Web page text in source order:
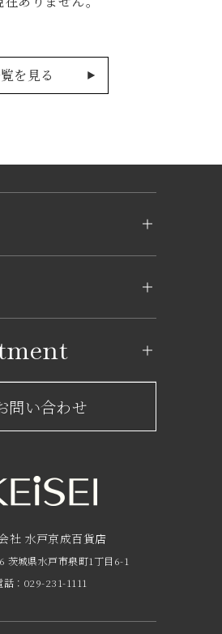
を見る
ダー
覧
のお知らせ
案内
カードについて
問い合わせ
社 水戸京成百貨店
茨城県水戸市泉町1丁目6-1
話：029-231-1111